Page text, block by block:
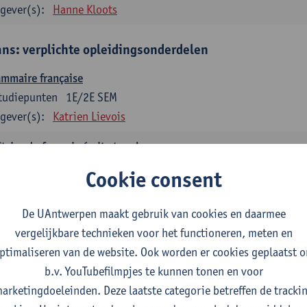
Hanne Kloots
verplichte opleidingsonderdelen
française
1E/2E SEM
Katrien Lievois
du français écrit et oral
Katrien Lievois Isa Van Acker
genres, discours en langue française
1E/2E SEM
studiepunten
Kris Peeters
verplichte opleidingsonderdelen
Cookie consent
De UAntwerpen maakt gebruik van cookies en daarmee
vergelijkbare technieken voor het functioneren, meten en
van de website. Ook worden er cookies geplaatst
b.v. YouTubefilmpjes te kunnen tonen en voor
Deze laatste categorie betreffen de